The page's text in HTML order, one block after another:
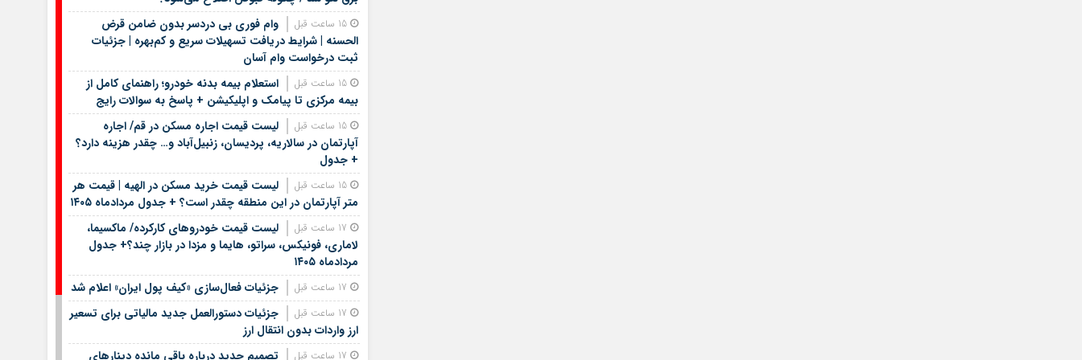
15 ساعت قبل
وام فوری بی دردسر بدون ضامن قرض
الحسنه | شرایط دریافت تسهیلات سریع و کم‌بهره | جزئیات
ثبت درخواست وام آسان
15 ساعت قبل
استعلام بیمه بدنه خودرو؛ راهنمای کامل از
بیمه مرکزی تا پیامک و اپلیکیشن + پاسخ به سوالات رایج
15 ساعت قبل
لیست قیمت اجاره مسکن در قم/ اجاره
آپارتمان در سالاریه، پردیسان، زنبیل‌آباد و… چقدر هزینه دارد؟
+ جدول
15 ساعت قبل
لیست قیمت خرید مسکن در الهیه | قیمت هر
متر آپارتمان در این منطقه چقدر است؟ + جدول مردادماه ۱۴۰۵
لیست قیمت خودروهای کارکرده/ ماکسیما،
لاماری، فونیکس، سراتو، هایما و مزدا در بازار چند؟+ جدول
مردادماه ۱۴۰۵
جزئیات فعال‌سازی «کیف پول ایران» اعلام شد
جزئیات دستورالعمل جدید مالیاتی برای تسعیر
ارز واردات بدون انتقال ارز
تصمیم جدید درباره باقی مانده دینارهای